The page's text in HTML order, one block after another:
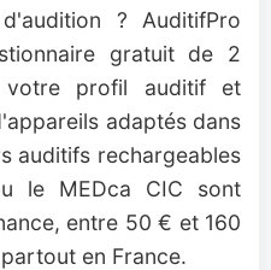
? AuditifPro
gratuit de 2
votre profil auditif et
adaptés dans
auditifs rechargeables
le MEDca CIC sont
entre 50 € et 160
en France.